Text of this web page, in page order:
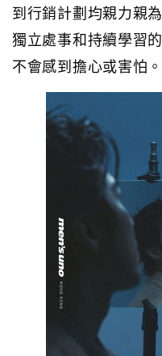
到行銷計劃均親力親
獨立處事和持續學習
不會感到擔心或害怕。